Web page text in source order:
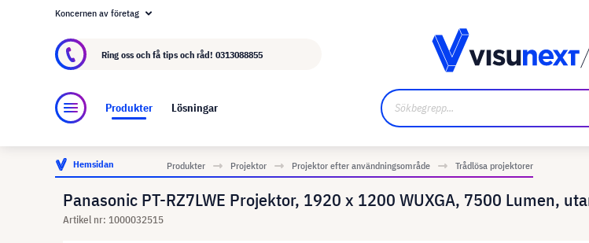
Om visunext.se
Koncernen av företag
Ring oss och få tips och råd! 0313088855
Produkter Lösningar
Hemsidan Produkter Projektor Projektor efter användningsområde Trådlösa projektorer
Panasonic PT-RZ7LWE Projektor, 1920 x 1200 WUXGA, 7500 Lumen,
Artikel nr: 1000032515